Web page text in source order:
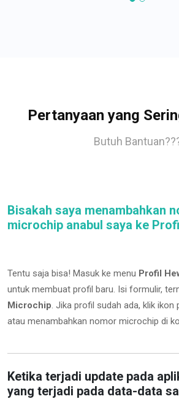
Pertanyaan yang
Butuh
Bisakah saya menambahkan
microchip anabul saya ke
Tentu saja bisa! Masuk ke menu Profil
untuk membuat profil baru. Isi formulir,
Microchip. Jika profil sudah ada, klik ikon
atau menambahkan nomor microchip di
Ketika terjadi update pada
yang terjadi pada data-data